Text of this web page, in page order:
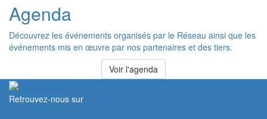
Agenda
Découvrez les événements organisés par le Réseau ainsi que les
événements mis en œuvre par nos partenaires et des tiers.
Voir l'agenda
Retrouvez-nous sur